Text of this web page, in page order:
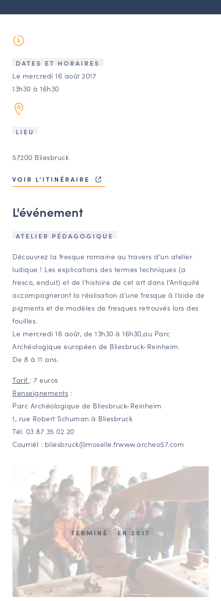
CONTACT
Agenda
Annuaire
Ressources
OFFRES D’EMPLOI ET DE STAGE
CARTES DES NAUDIN
Espace acteurs
NAVIGATION FILTRÉE « ACTEURS »
PORTAIL CULTURE
Comité d'Histoire Régionale
Service Inventaire et Patrimoines de la Région Grand Est
VOUS ÊTES…
Amateurs d’histoire et de patrimoine
Étudiants & chercheurs
DATES ET HORAIRES
Le mercredi 16 août 2017
13h30 à 16h30
LIEU
57200 Bliesbruck
VOIR L'ITINÉRAIRE
L'événement
ATELIER PÉDAGOGIQUE
Découvrez la fresque romaine au travers d’un atelier
ludique ! Les explications des termes techniques (a
fresco, enduit) et de l’histoire de cet art dans l’Antiquité
accompagneront la réalisation d’une fresque à l’aide de
pigments et de modèles de fresques retrouvés lors des
fouilles.
Le mercredi 16 août, de 13h30 à 16h30,au Parc
Archéologique européen de Bliesbruck-Reinheim.
De 8 à 11 ans.
Tarif : 7 euros
Renseignements :
Parc Archéologique de Bliesbruck-Reinheim
1, rue Robert Schuman à Bliesbruck
Tél. 03 87 35 02 20
Courriél : bliesbruck@moselle.frwww.archeo57.com
TERMINÉ EN 2017